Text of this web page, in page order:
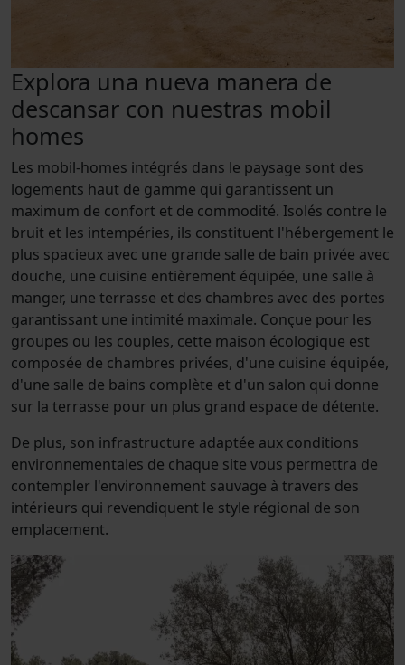
Explora una nueva manera de
descansar con nuestras mobil
homes
Les mobil-homes intégrés dans le paysage sont des
logements haut de gamme qui garantissent un
maximum de confort et de commodité. Isolés contre le
bruit et les intempéries, ils constituent l'hébergement le
plus spacieux avec une grande salle de bain privée avec
douche, une cuisine entièrement équipée, une salle à
manger, une terrasse et des chambres avec des portes
garantissant une intimité maximale. Conçue pour les
groupes ou les couples, cette maison écologique est
composée de chambres privées, d'une cuisine équipée,
d'une salle de bains complète et d'un salon qui donne
sur la terrasse pour un plus grand espace de détente.
De plus, son infrastructure adaptée aux conditions
environnementales de chaque site vous permettra de
contempler l'environnement sauvage à travers des
intérieurs qui revendiquent le style régional de son
emplacement.